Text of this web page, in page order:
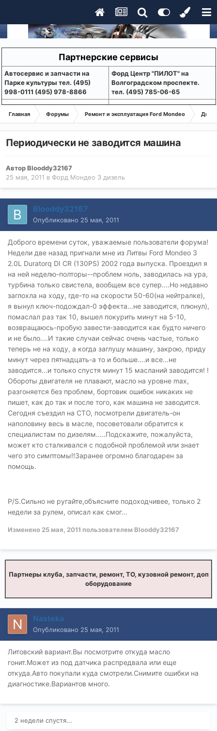
Партнерские сервисы
Aвтосервис и запчасти на
Парке культуры тел. (495)
998-0111 (495) 978-8866
Форд Центр "ПИЛОТ" на
Волгоградском проспекте.
тел. (495) 785-06-65
Главная Форумы Ремонт и эксплуатация Ford Mondeo
Периодически не заводится машина
АвторBlooddy32167
25 мая, 2011 в Форд Мондео 3 дизель
Blooddy32167
Опубликовано 25 мая, 2011
Доброго времени суток, уважаемые пользователи форума!
Недели две назад пригнали мне из Литвы Ford Mondeo 3
2.0L Duratorq DI CR (130PS) 2002 года выпуска. Проездил я
на ней неделю-полторы--проблем ноль, заводилась на ура,
турбина только свистела, вообщем все супер....Но недавно
заглохла на ходу, где-то на скорости 50-60(на нейтралке),
я вынул ключ-подождал-0 эффекта...не заводится, плюнул),
помаслал раз так 10, вышел покурить минут на 5-10,
возвращаюсь-пробую завести-заводится как будто ничего
и не было....И такие случаи сейчас очень частые, только
теперь не на ходу, а когда заглушу машину, закрою, приду
минут через пятнадцать-а то и больше....и все...не
заводится...и только спустя минут 15 масланий заводится! !
Обороты двигателя не плавают, масло на уровне max,
разгоняется без проблем, бортовик ошибок никаких не
пишет, как до так и после того, как машина не заводится.
Сегодня съездил на СТО, посмотрели двигатель-он
наполовину весь в масле, посоветовали обратится к
специалистам по дизелям.....Подскажите, пожалуйста,
может кто сталкивался с подобной проблемой или знает
чего это симптомы!!Заранее огромно благодарен за
помощь.
P/S.Сильно не ругайте,объясните подоходчивее, только 2
недели за рулем, описал как смог...
Изменено 25 мая, 2011 пользователем Blooddy32167
Партнеры клуба, запчасти, ремонт, ТО, кузовной ремонт, доп
оборудование
Nasteka
Опубликовано 25 мая, 2011
Литовский вариант.Вы посмотрите откуда масло
гонит.Может из под датчика распредвала или еще
откуда.Авто покупали куда смотрели.Снимите ошибки на
диагностике.Вариантов много.
2 недели спустя...